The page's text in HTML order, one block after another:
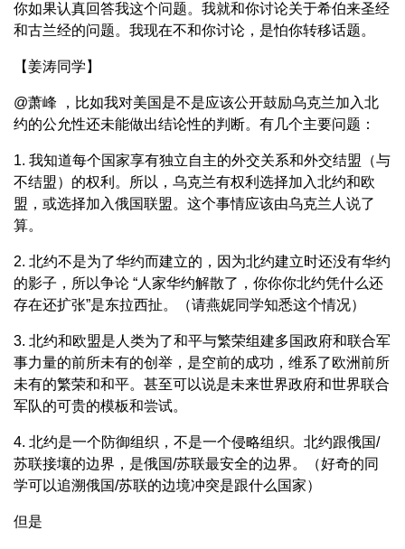
你如果认真回答我这个问题。我就和你讨论关于希伯来圣经
和古兰经的问题。我现在不和你讨论，是怕你转移话题。
【姜涛同学】
@萧峰 ，比如我对美国是不是应该公开鼓励乌克兰加入北
约的公允性还未能做出结论性的判断。有几个主要问题：
1. 我知道每个国家享有独立自主的外交关系和外交结盟（与
不结盟）的权利。所以，乌克兰有权利选择加入北约和欧
盟，或选择加入俄国联盟。这个事情应该由乌克兰人说了
算。
2. 北约不是为了华约而建立的，因为北约建立时还没有华约
的影子，所以争论 “人家华约解散了，你你你北约凭什么还
存在还扩张”是东拉西扯。（请燕妮同学知悉这个情况）
3. 北约和欧盟是人类为了和平与繁荣组建多国政府和联合军
事力量的前所未有的创举，是空前的成功，维系了欧洲前所
未有的繁荣和和平。甚至可以说是未来世界政府和世界联合
军队的可贵的模板和尝试。
4. 北约是一个防御组织，不是一个侵略组织。北约跟俄国/
苏联接壤的边界，是俄国/苏联最安全的边界。（好奇的同
学可以追溯俄国/苏联的边境冲突是跟什么国家）
但是